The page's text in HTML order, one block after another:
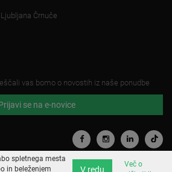
Črnuče
vas bomo o novostih iz naše ponudbe
se na e-novice
spletnega mesta
in beleženjem
V redu
Več o